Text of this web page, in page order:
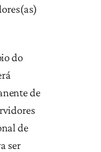
do
de
de
ser